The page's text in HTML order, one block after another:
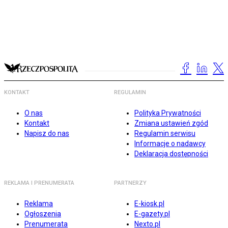
KONTAKT
O nas
Kontakt
Napisz do nas
REGULAMIN
Polityka Prywatności
Zmiana ustawień zgód
Regulamin serwisu
Informacje o nadawcy
Deklaracja dostępności
REKLAMA I PRENUMERATA
Reklama
Ogłoszenia
Prenumerata
PARTNERZY
E-kiosk.pl
E-gazety.pl
Nexto.pl